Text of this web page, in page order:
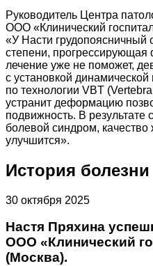
Руководитель Центра
ООО «Клинический
«У Насти грудопоясничный
степени,
лечение уже не поможет,
с установкой динамической
по технологии VBT
устранит деформацию
подвижность. В результате
болевой синдром,
улучшится».
История болезни
30 октября 2025
Настя Пряхина
ООО «Клинический
(Москва).